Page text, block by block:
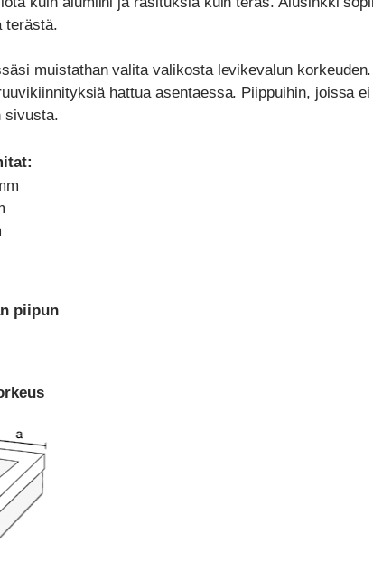
terästä.
muistathan valita valikosta levikevalun
hattua asentaessa. Piippuihin, joissa
sivusta.
piipun